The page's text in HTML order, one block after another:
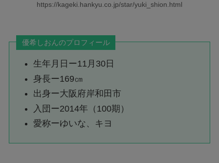
https://kageki.hankyu.co.jp/star/yuki_shion.html
優希しおんのプロフィール
生年月日ー11月30日
身長ー169㎝
出身ー大阪府岸和田市
入団ー2014年（100期）
愛称ーゆいな、キヨ